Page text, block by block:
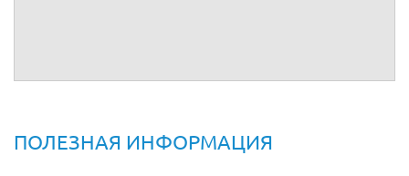
ПОЛЕЗНАЯ ИНФОРМАЦИЯ